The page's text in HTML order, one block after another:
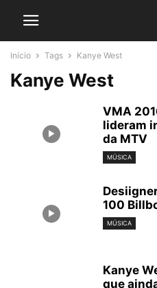
Início Tags Kanye West
Kanye West
VMA
lideram
da MTV
MÚSICA
100
MÚSICA
Kanye
que